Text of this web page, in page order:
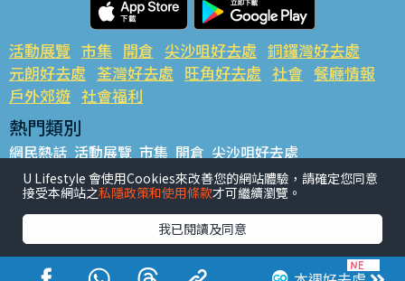
活動展覽 市集 開倉 尖沙咀好去處 銅鑼灣好去處
元朗好去處 荃灣好去處 旺角好去處 社會 餐廳情報
戶外郊遊 社會福利
熱門類別
網民熱話 活動展覽 市集 開倉 尖沙咀好去處
銅鑼灣好去處 元朗好去處 荃灣好去處 旺角好去處 社會
餐廳情報 戶外郊遊
熱門標籤
#UGO搵好去處 #人氣活動推介 #美食社群熱話
#親子玩樂好去處
#ULifestyle應用程式 #限時搶
U Lifestyle 會使用Cookies來改善您的網站體驗，請確定您同意
接受本網站之私隱政策和使用條款才可繼續瀏覽。
我已閱讀及同意